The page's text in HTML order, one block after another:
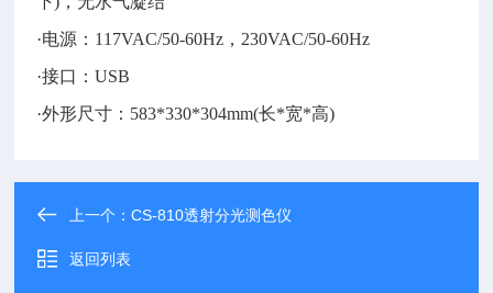
·电源：117VAC/50-60Hz，230VAC/50-60Hz
·接口：USB
·外形尺寸：583*330*304mm(长*宽*高)
上一个：CS-810透射分光测色仪
返回列表